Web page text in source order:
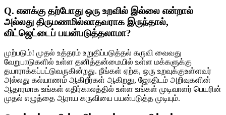
Q. எனக்கு தற்போது ஒரு உறவில் இல்லை என்றால்
அல்லது திருமணமில்லாதவராக இருந்தால்,
விட்ஜெட்டைப் பயன்படுத்தலாமா?
முற்படும்! முதல் உத்தரம் உறுதிப்படுத்தல் கருவி வைவது
வேறுபாடுகளில் உள்ள தனித்தன்மையில் உள்ள மக்களுக்கு
தயாராக்கப்பட்டுவருகின்றது. நீங்கள் ஏற்க, ஒரு உறவுக்குஉள்ளவர்
அல்லது கல்யாணம் ஆகிறீர்கள் ஆகிறது, ஜோதிடம் அறிவுகளின்
ஆதாரமாக உங்கள் எதிர்காலத்தில் உள்ள உங்கள் முடிவாளர் பெயரின்
முதல் எழுத்தை ஆராய கருவியை பயன்படுத்த முடியும்.